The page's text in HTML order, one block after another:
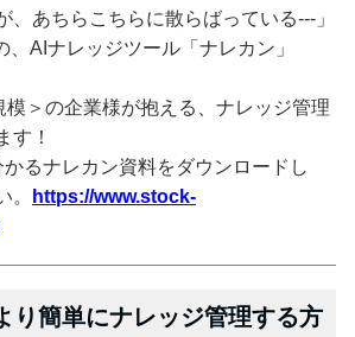
、あちらこちらに散らばっている---」
、AIナレッジツール「ナレカン」
模＞の企業様が抱える、ナレッジ管理
す！
るナレカン資料をダウンロードし
。
https://www.stock-
り簡単にナレッジ管理する方